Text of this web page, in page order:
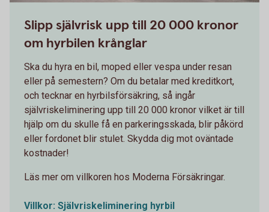
Slipp självrisk upp till 20 000 kronor
om hyrbilen krånglar
Ska du hyra en bil, moped eller vespa under resan
eller på semestern? Om du betalar med kreditkort,
och tecknar en hyrbilsförsäkring, så ingår
självriskeliminering upp till 20 000 kronor vilket är till
hjälp om du skulle få en parkeringsskada, blir påkörd
eller fordonet blir stulet. Skydda dig mot oväntade
kostnader!
Läs mer om villkoren hos Moderna Försäkringar.
Villkor: Självriskeliminering hyrbil